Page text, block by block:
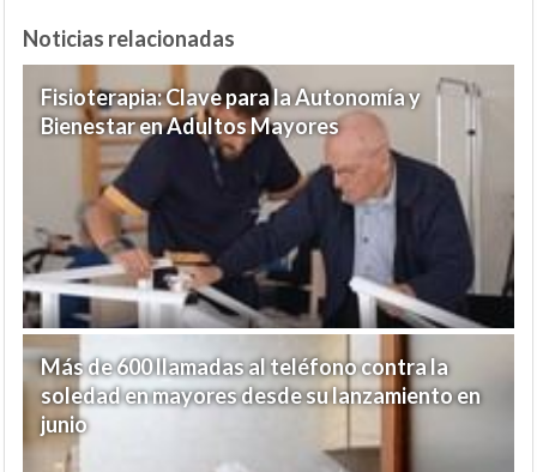
Noticias relacionadas
Fisioterapia: Clave para la Autonomía y
Bienestar en Adultos Mayores
Más de 600 llamadas al teléfono contra la
soledad en mayores desde su lanzamiento en
junio